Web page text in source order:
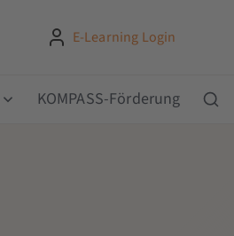
E-Learning Login
KOMPASS-Förderung